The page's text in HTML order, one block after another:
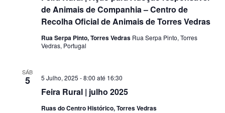
de Animais de Companhia – Centro de
Recolha Oficial de Animais de Torres Vedras
Rua Serpa Pinto, Torres Vedras Rua Serpa Pinto, Torres
Vedras, Portugal
SÁB
5
Feira Rural | julho 2025
5 Julho, 2025 - 8:00 até 16:30
Ruas do Centro Histórico, Torres Vedras